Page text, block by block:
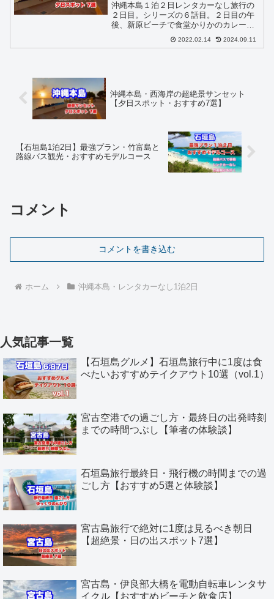
沖縄本島１泊２日レンタカーなし旅行の
２日目。シリーズの６話目。２日目の午
後、新原ビーチで食堂かりかのカレーを
食べて、百名ビーチで琉球神話に感銘。
帰りの飛行機まで時間があるので、那覇
2022.02.14 2024.09.11
沖縄本島・西海岸の超絶景サンセット
【夕日スポット・おすすめ7選】
【石垣島1泊2日】最強プラン・竹富島と
路線バス観光・おすすめモデルコース
コメント
コメントを書き込む
ホーム 沖縄本島・レンタカーなし1泊2日
人気記事一覧
【石垣島グルメ】石垣島旅行中に1度は食
べたいおすすめテイクアウト10選（vol.1）
宮古空港での過ごし方・最終日の出発時刻
までの時間つぶし【筆者の体験談】
石垣島旅行最終日・飛行機の時間までの過
ごし方【おすすめ5選と体験談】
宮古島旅行で絶対に1度は見るべき朝日
【超絶景・日の出スポット7選】
宮古島・伊良部大橋を電動自転車レンタサ
イクル【おすすめビーチと飲食店】